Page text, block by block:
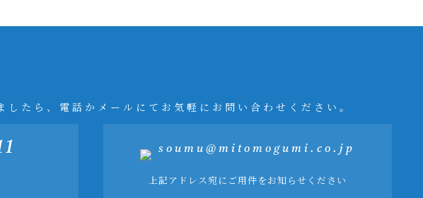
したら、電話かメールにてお気軽にお問い合わせください。
soumu@mitomogumi.co.jp
上記アドレス宛にご用件をお知らせください